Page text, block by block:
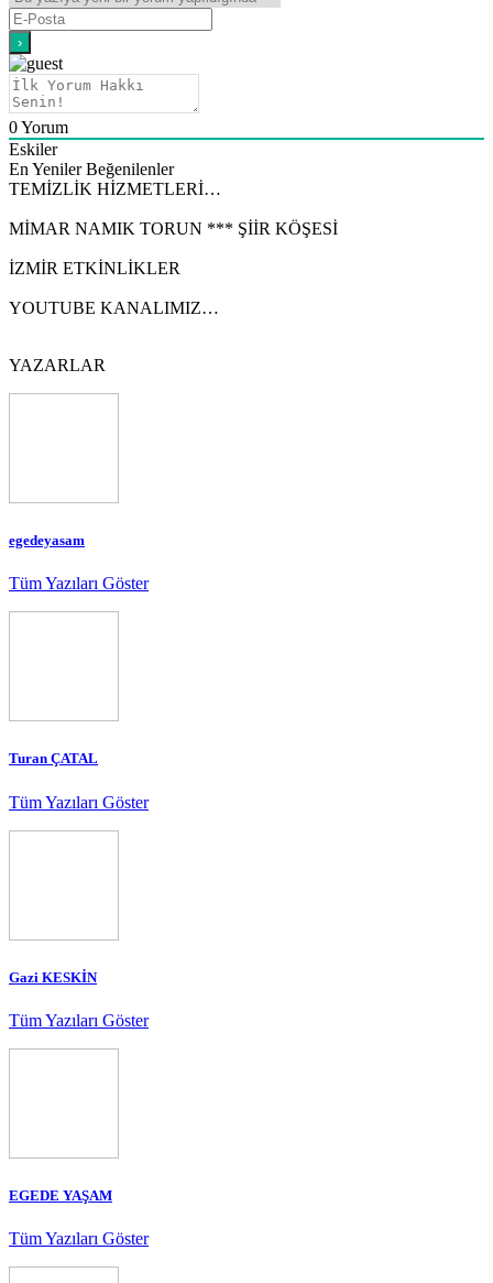
0Yorum
Eskiler
En Yeniler Beğenilenler
TEMİZLİK HİZMETLERİ…
MİMAR NAMIK TORUN *** ŞİİR KÖŞESİ
İZMİR ETKİNLİKLER
YOUTUBE KANALIMIZ…
YAZARLAR
egedeyasam
Tüm Yazıları Göster
Turan ÇATAL
Tüm Yazıları Göster
Gazi KESKİN
Tüm Yazıları Göster
EGEDE YAŞAM
Tüm Yazıları Göster